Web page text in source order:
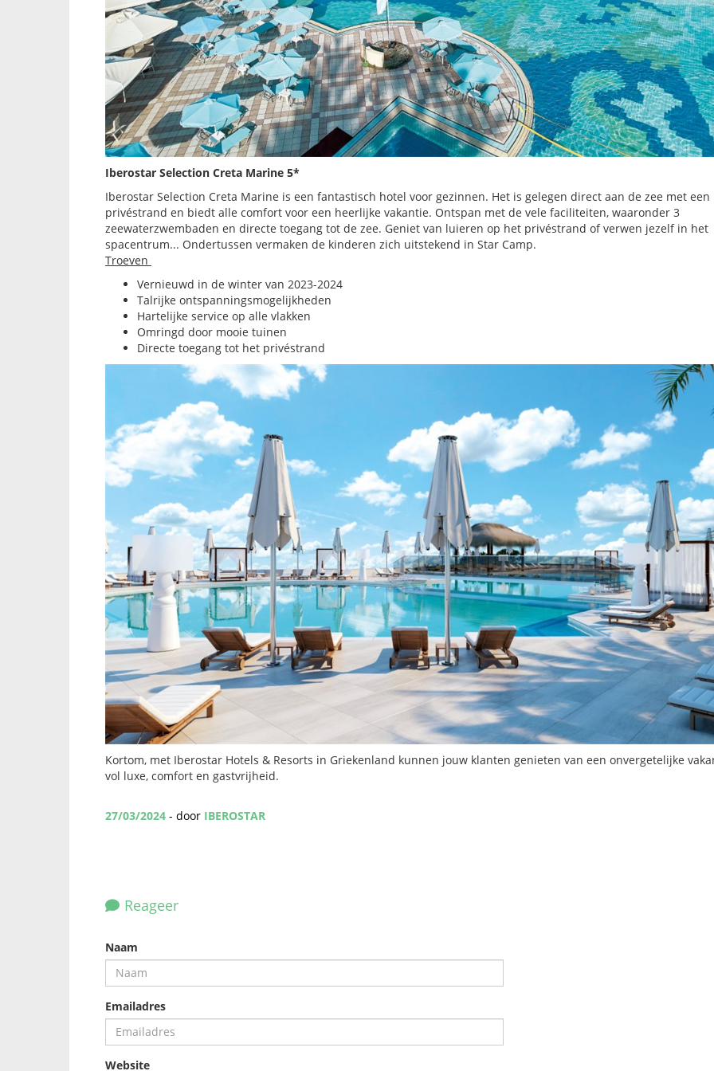
Iberostar Selection Creta Marine 5*
Iberostar Selection Creta Marine is een fantastisch hotel voor gezinnen. Het is gelegen direct aan de zee met een
privéstrand en biedt alle comfort voor een heerlijke vakantie. Ontspan met de vele faciliteiten, waaronder 3
zeewaterzwembaden en directe toegang tot de zee. Geniet van luieren op het privéstrand of verwen jezelf in het
spacentrum... Ondertussen vermaken de kinderen zich uitstekend in Star Camp.
Troeven
Vernieuwd in de winter van 2023-2024
Talrijke ontspanningsmogelijkheden
Hartelijke service op alle vlakken
Omringd door mooie tuinen
Directe toegang tot het privéstrand
Kortom, met Iberostar Hotels & Resorts in Griekenland kunnen jouw klanten genieten van een onvergetelijke
vol luxe, comfort en gastvrijheid.
27/03/2024 - door IBEROSTAR
Reageer
Naam
Emailadres
Website